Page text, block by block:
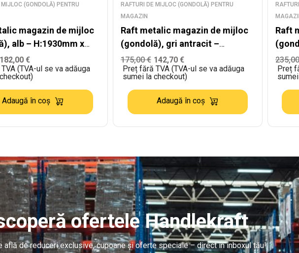
(GONDOLĂ) PENTRU
magazin de mijloc
alb – H:1930mm x
x B:400mm
€
(TVA-ul se va adăuga
Adaugă în coș
RAFTURI DE MIJLOC (GONDOLĂ) PENTRU
MAGAZIN
Raft metalic magazin de mijloc
(gondolă), gri antracit –
H:2235mm x L:1000mm x
B:400mm + 4x300mm
175,00€ 142,70 €
Preț fără TVA (TVA-ul se va adăuga
sumei la checkout)
Adaugă în coș
Raft
Preț
ofertele Handlekraft
află de reduceri exclusive, cupoane și oferte speciale – direct în inboxul tău!